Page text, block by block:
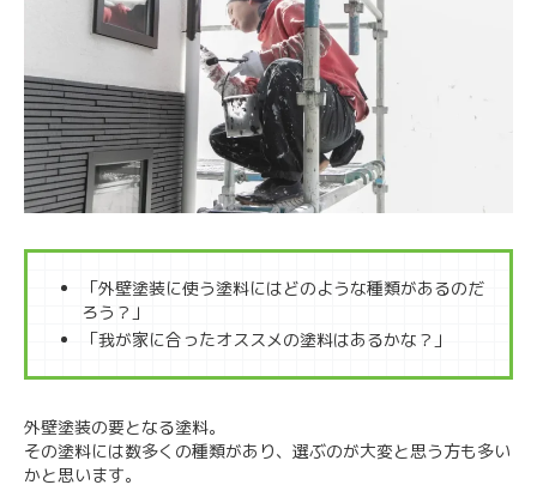
「外壁塗装に使う塗料にはどのような種類があるのだ
ろう？」
「我が家に合ったオススメの塗料はあるかな？」
外壁塗装の要となる塗料。
その塗料には数多くの種類があり、選ぶのが大変と思う方も多い
かと思います。